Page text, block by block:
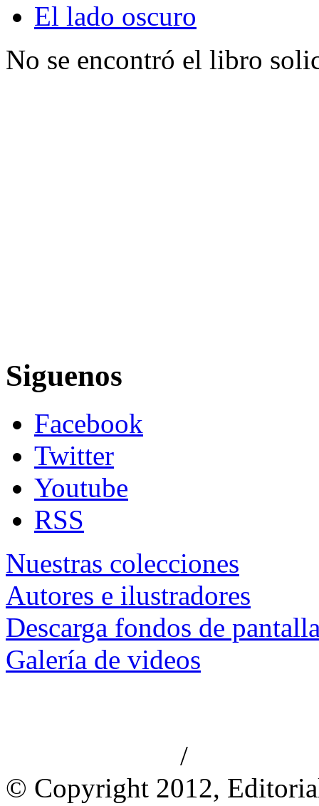
El lado oscuro
No se encontró el libro
Siguenos
Facebook
Twitter
Youtube
RSS
Nuestras colecciones
Autores e ilustradores
Descarga fondos de
Galería de videos
/
© Copyright 2012,